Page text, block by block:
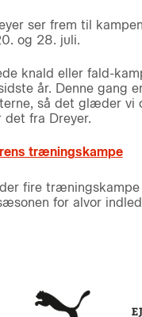
ser frem til
og 28. juli.
knald eller fald-
år. Denne gang
så det glæder vi
fra Dreyer.
træningskampe
fire træningskampe
for alvor